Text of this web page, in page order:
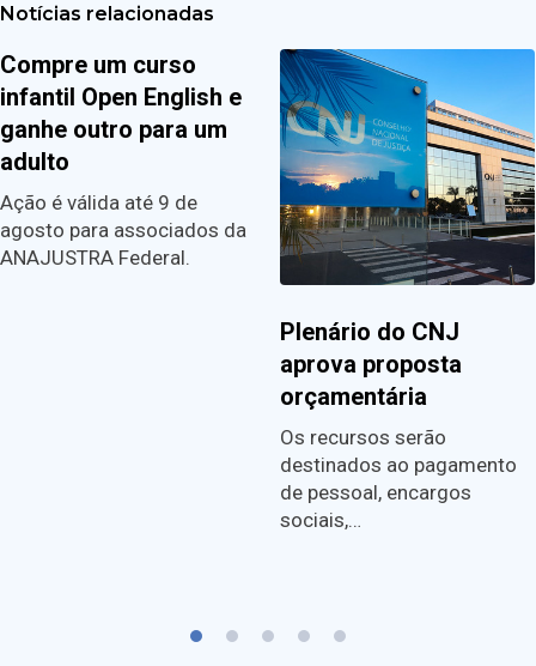
Notícias relacionadas
Compre um curso
infantil Open English e
ganhe outro para um
adulto
Ação é válida até 9 de
agosto para associados da
ANAJUSTRA Federal.
Plenário do CNJ
aprova proposta
orçamentária
Os recursos serão
destinados ao pagamento
de pessoal, encargos
sociais,…